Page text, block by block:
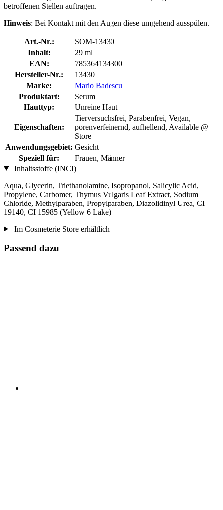
betroffenen Stellen auftragen.
Hinweis: Bei Kontakt mit den Augen diese umgehend ausspülen.
Art.-Nr.:
SOM-13430
Inhalt:
29 ml
EAN:
785364134300
Hersteller-Nr.:
13430
Marke:
Mario Badescu
Produktart:
Serum
Hauttyp:
Unreine Haut
Eigenschaften:
Tierversuchsfrei, Parabenfrei, Vegan,
porenverfeinernd, aufhellend, Available @
Store
Anwendungsgebiet: Gesicht
Speziell für:
Frauen, Männer
Inhaltsstoffe (INCI)
Aqua, Glycerin, Triethanolamine, Isopropanol, Salicylic Acid,
Propylene, Carbomer, Thymus Vulgaris Leaf Extract, Sodium
Chloride, Methylparaben, Propylparaben, Diazolidinyl Urea, CI
19140, CI 15985 (Yellow 6 Lake)
Im Cosmeterie Store erhältlich
Passend dazu